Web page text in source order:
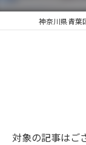
神奈川県青葉
対象の記事はご